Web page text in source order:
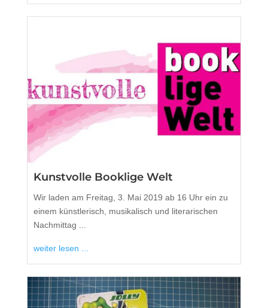
Kunstvolle Booklige Welt
Wir laden am Freitag, 3. Mai 2019 ab 16 Uhr ein zu
einem künstlerisch, musikalisch und literarischen
Nachmittag ...
weiter lesen ...